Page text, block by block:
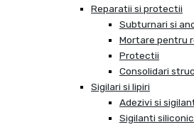
Reparatii si protectii
Subturnari si
Mortare pentru
Protectii
Consolidari
Sigilari si lipiri
Adezivi si
Sigilanti